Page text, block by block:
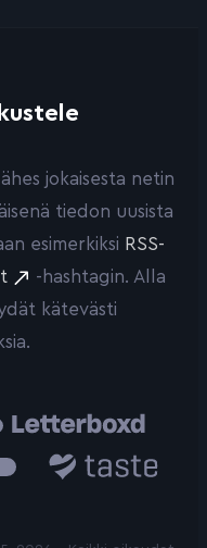
jokaisesta netin
tiedon uusista
esimerkiksi RSS-
-hashtagin. Alla
kätevästi